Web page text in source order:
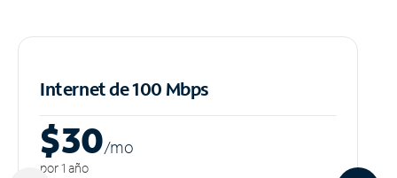
Internet de 100 Mbps
$30/mo
por 1 año